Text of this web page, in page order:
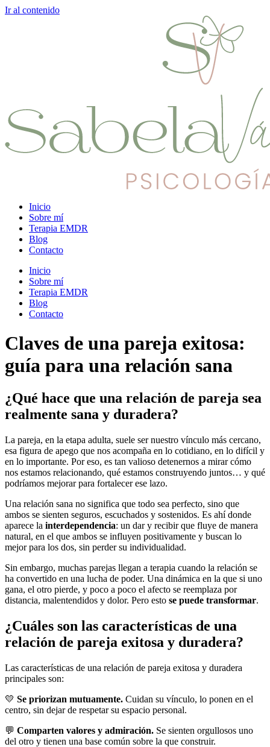
Ir al contenido
Inicio
Sobre mí
Terapia EMDR
Blog
Contacto
Inicio
Sobre mí
Terapia EMDR
Blog
Contacto
Claves de una pareja exitosa:
guía para una relación sana
¿Qué hace que una relación de pareja sea
realmente sana y duradera?
La pareja, en la etapa adulta, suele ser nuestro vínculo más cercano,
esa figura de apego que nos acompaña en lo cotidiano, en lo difícil y
en lo importante. Por eso, es tan valioso detenernos a mirar cómo
nos estamos relacionando, qué estamos construyendo juntos… y qué
podríamos mejorar para fortalecer ese lazo.
Una relación sana no significa que todo sea perfecto, sino que
ambos se sienten seguros, escuchados y sostenidos. Es ahí donde
aparece la interdependencia: un dar y recibir que fluye de manera
natural, en el que ambos se influyen positivamente y buscan lo
mejor para los dos, sin perder su individualidad.
Sin embargo, muchas parejas llegan a terapia cuando la relación se
ha convertido en una lucha de poder. Una dinámica en la que si uno
gana, el otro pierde, y poco a poco el afecto se reemplaza por
distancia, malentendidos y dolor. Pero esto se puede transformar.
¿Cuáles son las características de una
relación de pareja exitosa y duradera?
Las características de una relación de pareja exitosa y duradera
principales son:
💛 Se priorizan mutuamente. Cuidan su vínculo, lo ponen en el
centro, sin dejar de respetar su espacio personal.
💬 Comparten valores y admiración. Se sienten orgullosos uno
del otro y tienen una base común sobre la que construir.